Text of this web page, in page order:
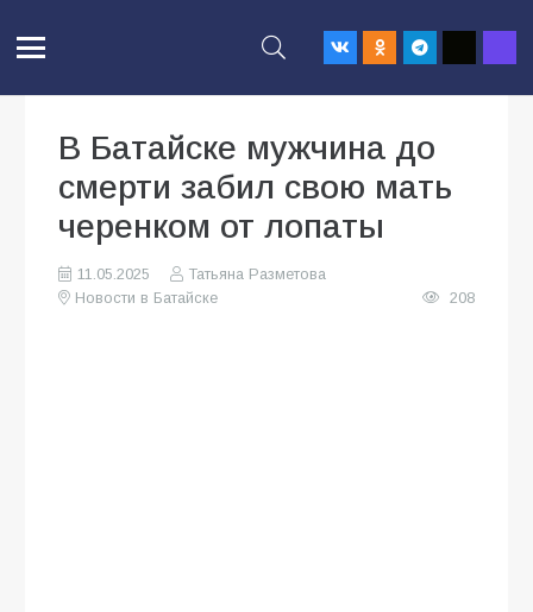
В Батайске мужчина до
смерти забил свою мать
черенком от лопаты
11.05.2025
Татьяна Разметова
Новости в Батайске
208